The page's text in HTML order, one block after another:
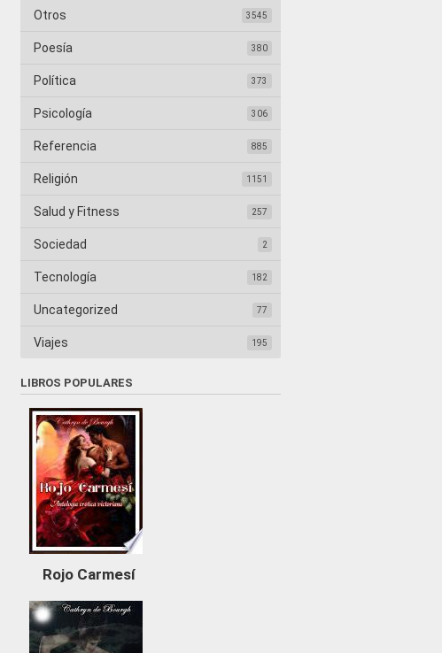
Otros 3545
Poesía 380
Política 373
Psicología 306
Referencia 885
Religión 1151
Salud y Fitness 257
Sociedad 2
Tecnología 182
Uncategorized 77
Viajes 195
LIBROS POPULARES
Rojo Carmesí